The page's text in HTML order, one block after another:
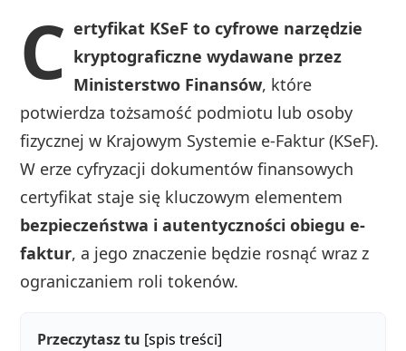
C ertyfikat KSeF to cyfrowe narzędzie
kryptograficzne wydawane przez
Ministerstwo Finansów, które
potwierdza tożsamość podmiotu lub osoby
fizycznej w Krajowym Systemie e-Faktur (KSeF).
W erze cyfryzacji dokumentów finansowych
certyfikat staje się kluczowym elementem
bezpieczeństwa i autentyczności obiegu e-
faktur, a jego znaczenie będzie rosnąć wraz z
ograniczaniem roli tokenów.
Przeczytasz tu [spis treści]